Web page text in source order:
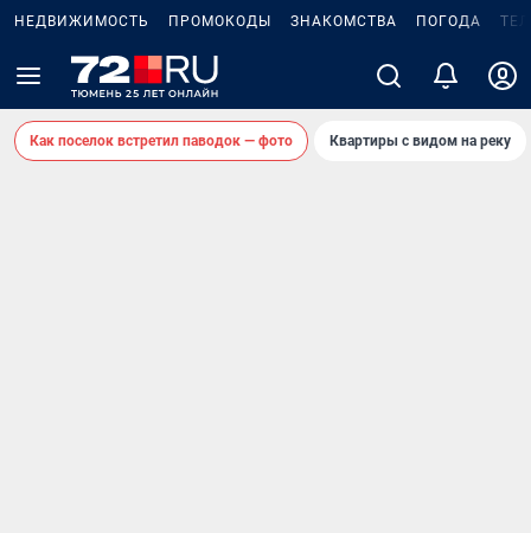
НЕДВИЖИМОСТЬ ПРОМОКОДЫ ЗНАКОМСТВА ПОГОДА
Как поселок встретил паводок — фото Квартиры с видом на реку